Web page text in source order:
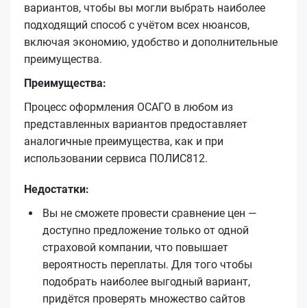
вариантов, чтобы вы могли выбрать наиболее
подходящий способ с учётом всех нюансов,
включая экономию, удобство и дополнительные
преимущества.
Преимущества:
Процесс оформления ОСАГО в любом из
представленных вариантов предоставляет
аналогичные преимущества, как и при
использовании сервиса ПОЛИС812.
Недостатки:
Вы не сможете провести сравнение цен —
доступно предложение только от одной
страховой компании, что повышает
вероятность переплаты. Для того чтобы
подобрать наиболее выгодный вариант,
придётся проверять множество сайтов